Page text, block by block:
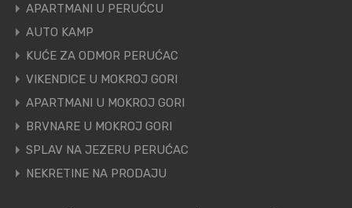
APARTMANI U PERUĆCU
AUTO KAMP
KUĆE ZA ODMOR PERUĆAC
VIKENDICE U MOKROJ GORI
APARTMANI U MOKROJ GORI
BRVNARE U MOKROJ GORI
SPLAV NA JEZERU PERUĆAC
NEKRETINE NA PRODAJU